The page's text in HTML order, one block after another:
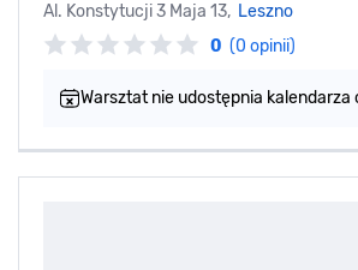
Al. Konstytucji 3 Maja 13, Leszno
0 (0 opinii)
Warsztat nie udostępnia kalendarza